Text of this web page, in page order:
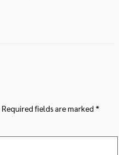
Required fields are marked *